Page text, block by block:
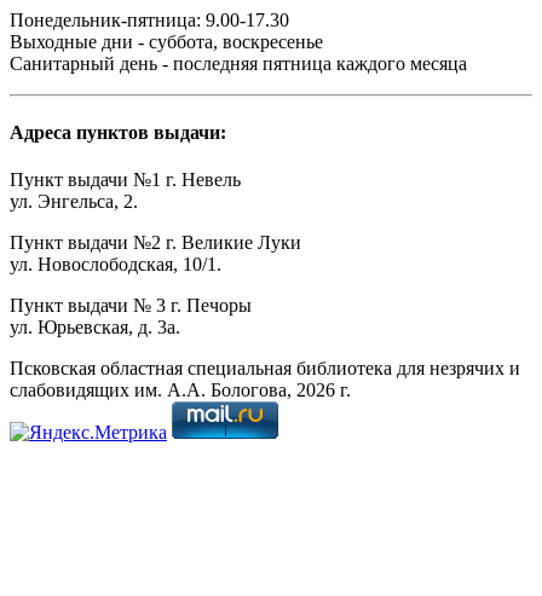
Понедельник-пятница: 9.00-17.30
Выходные дни - суббота, воскресенье
Санитарный день - последняя пятница каждого месяца
Адреса пунктов выдачи:
Пункт выдачи №1 г. Невель
ул. Энгельса, 2.
Пункт выдачи №2 г. Великие Луки
ул. Новослободская, 10/1.
Пункт выдачи № 3 г. Печоры
ул. Юрьевская, д. 3а.
Псковская областная специальная библиотека для незрячих и
слабовидящих им. А.А. Бологова, 2026 г.